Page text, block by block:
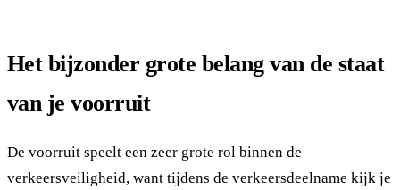
Het bijzonder grote belang van de staat
van je voorruit
De voorruit speelt een zeer grote rol binnen de
verkeersveiligheid, want tijdens de verkeersdeelname kijk je